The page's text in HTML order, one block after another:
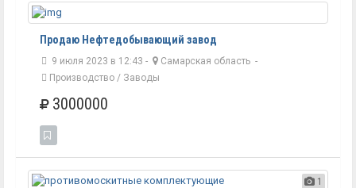
Продаю Нефтедобывающий завод
9 июля 2023 в 12:43 - Самарская область -
Производство / Заводы
3000000
1